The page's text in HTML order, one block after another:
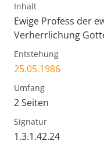
Inhalt
Ewige Profess der
Verherrlichung
Entstehung
25.05.1986
Umfang
2 Seiten
Signatur
1.3.1.42.24